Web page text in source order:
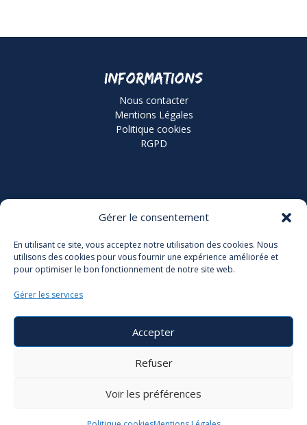
Gérer le consentement
En utilisant ce site, vous acceptez notre utilisation des cookies. Nous
utilisons des cookies pour vous fournir une expérience améliorée et
pour optimiser le bon fonctionnement de notre site web.
Gérer les services
Accepter
Refuser
Voir les préférences
Informations
Nous contacter
Mentions Légales
Politique cookies
RGPD
Coordonnées
Grand Stade Jean-Pierre Rives
91 Bd de Verdun, 92400 Courbevoie
> VOIR LE PLAN